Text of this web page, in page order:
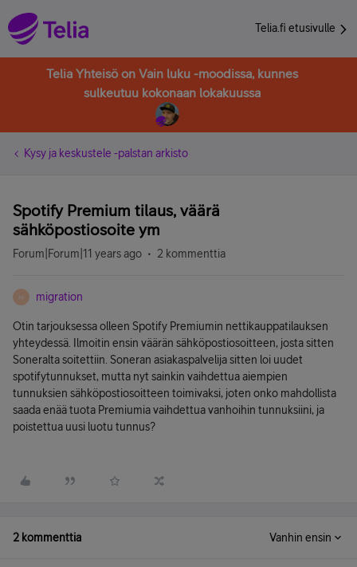
Telia.fi etusivulle
Telia Yhteisö on Vain luku -moodissa, kunnes
sulkeutuu kokonaan lokakuussa
Kysy ja keskustele -palstan arkisto
Spotify Premium tilaus, väärä
sähköpostiosoite ym
Forum|Forum|11 years ago 2 kommenttia
M migration
Otin tarjouksessa olleen Spotify Premiumin nettikauppatilauksen
yhteydessä. Ilmoitin ensin väärän sähköpostiosoitteen, josta sitten
Soneralta soitettiin. Soneran asiakaspalvelija sitten loi uudet
spotifytunnukset, mutta nyt sainkin vaihdettua aiempien
tunnuksien sähköpostiosoitteen toimivaksi, joten onko mahdollista
saada enää tuota Premiumia vaihdettua vanhoihin tunnuksiini, ja
poistettua uusi luotu tunnus?
2 kommenttia Vanhin ensin